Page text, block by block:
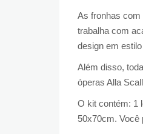
As fronhas com
trabalha com
design em
Além disso,
óperas Alla
O kit contém: 1
50x70cm. Você